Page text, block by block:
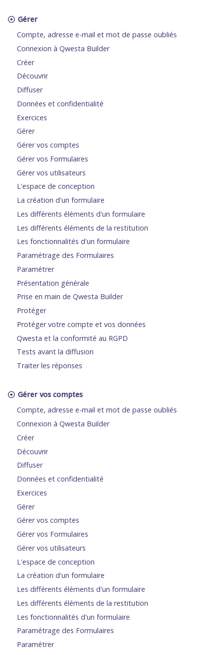
Gérer
Compte, adresse e-mail et mot de passe oubliés
Connexion à Qwesta Builder
Créer
Découvrir
Diffuser
Données et confidentialité
Exercices
Gérer
Gérer vos comptes
Gérer vos Formulaires
Gérer vos utilisateurs
L'espace de conception
La création d'un formulaire
Les différents éléments d'un formulaire
Les différents éléments de la restitution
Les fonctionnalités d'un formulaire
Paramétrage des Formulaires
Paramétrer
Présentation générale
Prise en main de Qwesta Builder
Protéger
Protéger votre compte et vos données
Qwesta et la conformité au RGPD
Tests avant la diffusion
Traiter les réponses
Gérer vos comptes
Compte, adresse e-mail et mot de passe oubliés
Connexion à Qwesta Builder
Créer
Découvrir
Diffuser
Données et confidentialité
Exercices
Gérer
Gérer vos comptes
Gérer vos Formulaires
Gérer vos utilisateurs
L'espace de conception
La création d'un formulaire
Les différents éléments d'un formulaire
Les différents éléments de la restitution
Les fonctionnalités d'un formulaire
Paramétrage des Formulaires
Paramétrer